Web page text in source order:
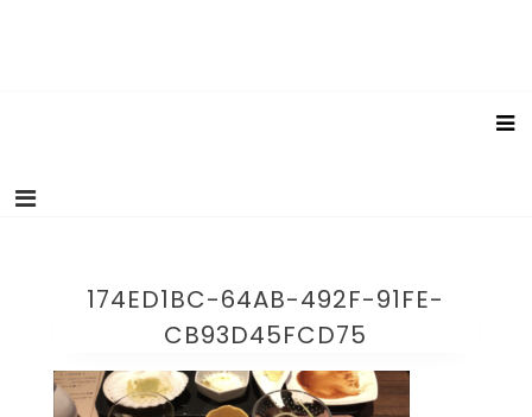
174ED1BC-64AB-492F-91FE-
CB93D45FCD75